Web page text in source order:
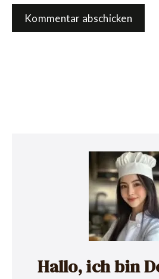
Hallo, ich bin